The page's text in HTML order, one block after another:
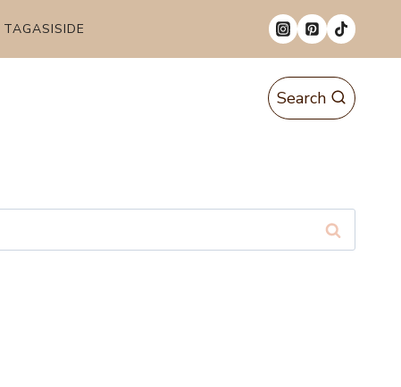
TAGASISIDE
Search